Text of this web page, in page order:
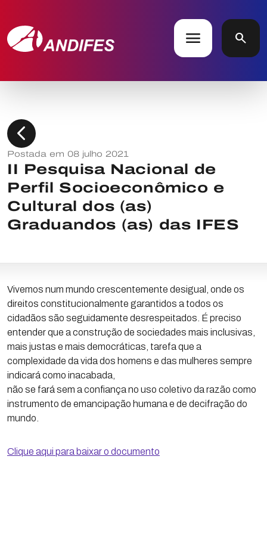
menu search
chevron_left
Postada em 08 julho 2021
II Pesquisa Nacional de
Perfil Socioeconômico e
Cultural dos (as)
Graduandos (as) das IFES
Vivemos num mundo crescentemente desigual, onde os
direitos constitucionalmente garantidos a todos os
cidadãos são seguidamente desrespeitados. É preciso
entender que a construção de sociedades mais inclusivas,
mais justas e mais democráticas, tarefa que a
complexidade da vida dos homens e das mulheres sempre
indicará como inacabada,
não se fará sem a confiança no uso coletivo da razão como
instrumento de emancipação humana e de decifração do
mundo.
Clique aqui para baixar o documento